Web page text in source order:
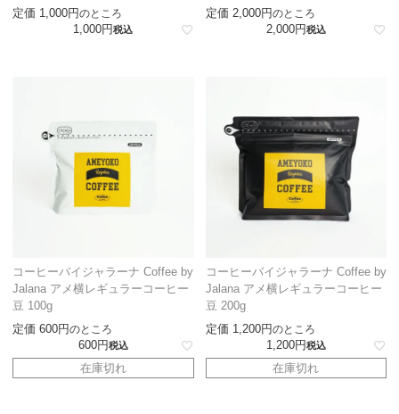
定価 1,000 のところ
1,000 税込
定価 2,000 のところ
2,000 税込
コーヒーバイジャラーナ Coffee by
Jalana アメ横レギュラーコーヒー
豆 100g
定価 600 のところ
600 税込
在庫切れ
コーヒーバイジャラーナ Coffee by
Jalana アメ横レギュラーコーヒー
豆 200g
定価 1,200 のところ
1,200 税込
在庫切れ